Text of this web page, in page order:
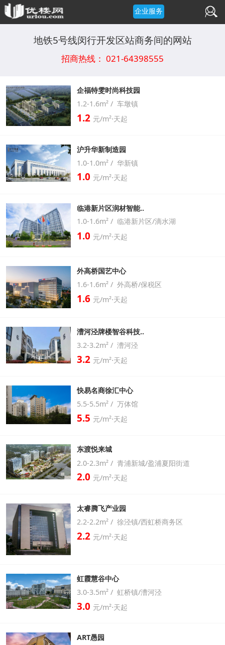
企业服务
地铁5号线闵行开发区站商务间的网站
招商热线： 021-64398555
企福特雯时尚科技园
1.2-1.6m² / 车墩镇
1.2 元/m²⋅天起
沪升华新制造园
1.0-1.0m² / 华新镇
1.0 元/m²⋅天起
临港新片区润材智能..
1.0-1.6m² / 临港新片区/滴水湖
1.0 元/m²⋅天起
外高桥国艺中心
1.6-1.6m² / 外高桥/保税区
1.6 元/m²⋅天起
漕河泾牌楼智谷科技..
3.2-3.2m² / 漕河泾
3.2 元/m²⋅天起
快易名商徐汇中心
5.5-5.5m² / 万体馆
5.5 元/m²⋅天起
东渡悦来城
2.0-2.3m² / 青浦新城/盈浦夏阳街道
2.0 元/m²⋅天起
太睿腾飞产业园
2.2-2.2m² / 徐泾镇/西虹桥商务区
2.2 元/m²⋅天起
虹霞慧谷中心
3.0-3.5m² / 虹桥镇/漕河泾
3.0 元/m²⋅天起
ART愚园